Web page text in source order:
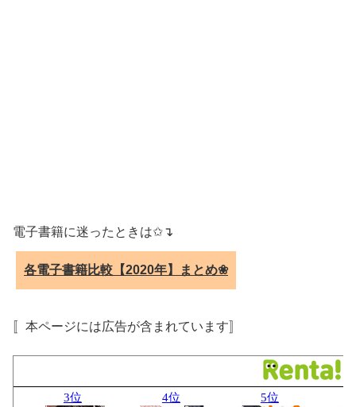
電子書籍に迷ったときは✩↴
各電子書籍比較【2020年】まとめ❀
〚本ページには広告が含まれています〛